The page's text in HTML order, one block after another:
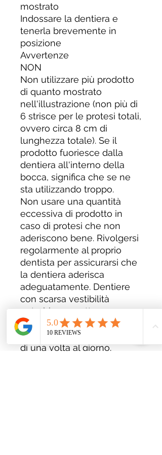
mostrato
Indossare la dentiera e
tenerla brevemente in
posizione
Avvertenze
NON
Non utilizzare più prodotto
di quanto mostrato
nell'illustrazione (non più di
6 strisce per le protesi totali,
ovvero circa 8 cm di
lunghezza totale). Se il
prodotto fuoriesce dalla
dentiera all'interno della
bocca, significa che se ne
sta utilizzando troppo.
Non usare una quantità
eccessiva di prodotto in
caso di protesi che non
aderiscono bene. Rivolgersi
regolarmente al proprio
dentista per assicurarsi che
la dentiera aderisca
adeguatamente. Dentiere
con scarsa vestibilità
potrebbero mettere a
rischio la tua salute.
Non utilizzare il prodotto più
di una volta al giorno.